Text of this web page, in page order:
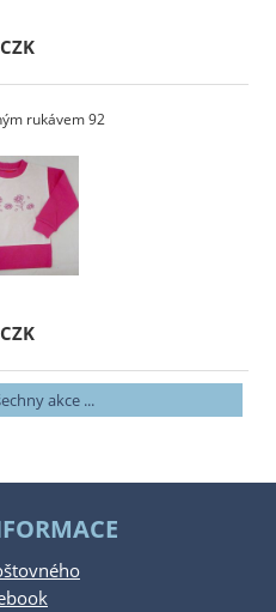
rukávem 92
akce ...